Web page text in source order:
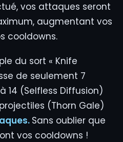
vos attaques seront
augmentant vos
cooldowns.
du sort « Knife
de seulement 7
14 (Selfless Diffusion)
(Thorn Gale)
Sans oublier que
vos cooldowns !